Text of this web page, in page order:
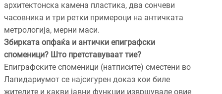
архитектонска камена пластика, два сончеви
часовника и три ретки примероци на античката
метрологија, мерни маси.
Збирката опфаќа и антички епиграфски
споменици? Што претставуваат тие?
Епиграфските споменици (натписите) сместени во
Лапидариумот се најсигурен доказ кои биле
жителите и какви јавни функции извршувале овие